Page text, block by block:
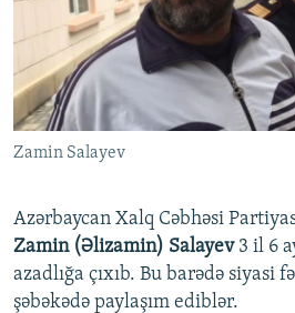
Zamin Salayev
Azərbaycan Xalq Cəbhəsi
Zamin (Əlizamin) Salayev 3 il 6
azadlığa çıxıb. Bu barədə siyasi
şəbəkədə paylaşım ediblər.